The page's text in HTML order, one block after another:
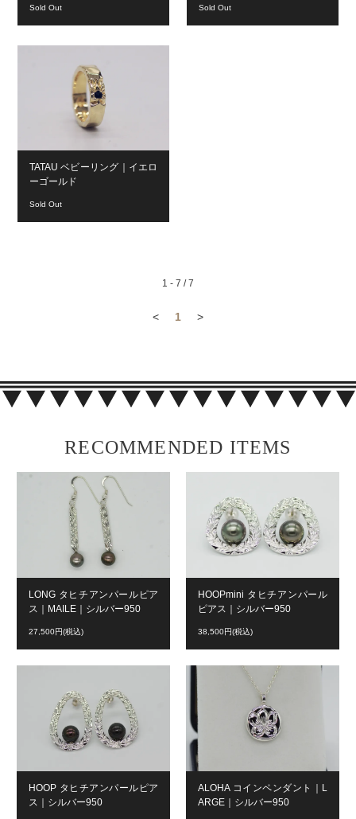
Sold Out Sold Out
TATAU ベビーリング｜イエロ
ーゴールド
Sold Out
1 - 7 / 7
< 1 >
RECOMMENDED ITEMS
LONG タヒチアンパールピア
ス｜MAILE｜シルバー950
27,500円(税込)
HOOP タヒチアンパールピア
ス｜シルバー950
HOOPmini タヒチアンパール
ピアス｜シルバー950
38,500円(税込)
ALOHA コインペンダント｜L
ARGE｜シルバー950